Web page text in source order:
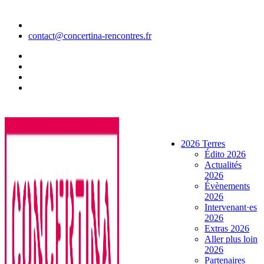
contenu
contact@concertina-rencontres.fr
2026 Terres
Édito 2026
Actualités
2026
Évènements
2026
Intervenant·es
2026
Extras 2026
Aller plus loin
2026
Partenaires